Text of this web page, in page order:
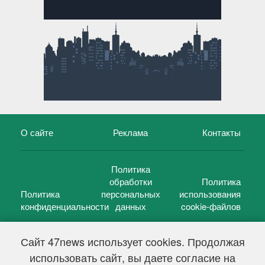
Сайт 47news использует cookies. Продолжая
использовать сайт, вы даете согласие на
О сайте Реклама Контакты
Политика
конфиденциальности
Политика
обработки
персональных
данных
Политика
использования
cookie-файлов